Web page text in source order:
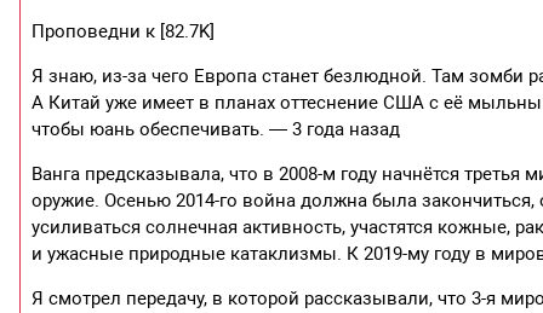
Проповедни­ к [82.7K]
Я знаю, из-за чего Европа станет безлюдной. Там зомби
А Китай уже имеет в планах оттеснение США с её
чтобы юань обеспечивать. — 3 года назад
Ванга предсказывала, что в 2008-м году начнётся
оружие. Осенью 2014-го война должна была
усиливаться солнечная активность, участятся кожные,
и ужасные природные катаклизмы. К 2019-му году в
Я смотрел передачу, в которой рассказывали, что 3-я